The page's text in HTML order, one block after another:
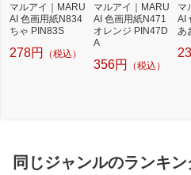
マルアイ｜MARU
AI 色画用紙N834
ちゃ PIN83S
278円 （税込）
マルアイ｜MARU
AI 色画用紙N471
オレンジ PIN47D
A
356円 （税込）
マ
AI
あ
同じジャンルのランキン